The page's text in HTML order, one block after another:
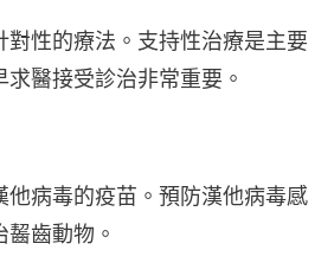
對性的療法。支持性治療是主要
醫接受診治非常重要。
他病毒的疫苗。預防漢他病毒感
齒動物。